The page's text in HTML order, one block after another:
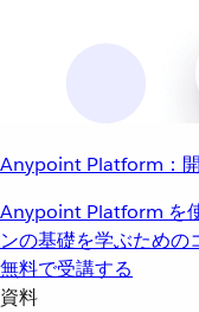
Anypoint Platform：
Anypoint Platform を
ンの基礎を学ぶための
無料で受講する
資料